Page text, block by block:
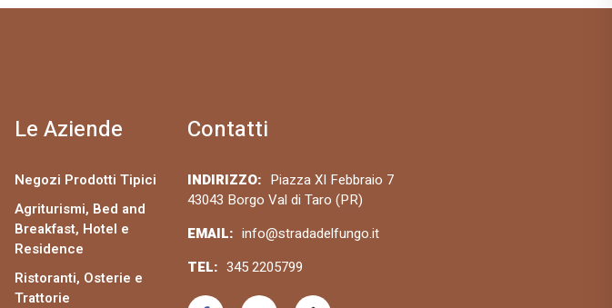
Le Aziende
Negozi Prodotti Tipici
Agriturismi, Bed and
Breakfast, Hotel e
Residence
Ristoranti, Osterie e
Trattorie
Contatti
INDIRIZZO: Piazza XI Febbraio 7
43043 Borgo Val di Taro (PR)
EMAIL: info@stradadelfungo.it
TEL: 345 2205799